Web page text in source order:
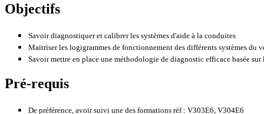
Objectifs
Savoir diagnostiquer et calibrer les systèmes d'aide à la conduites
Maitriser les logigrammes de fonctionnement des différents systèmes du
Savoir mettre en place une méthodologie de diagnostic efficace basée
Pré-requis
De préférence, avoir suivi une des formations réf : V303E6, V304E6